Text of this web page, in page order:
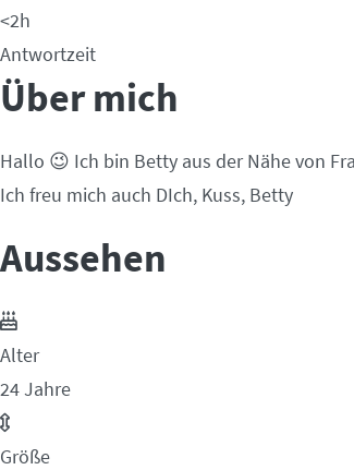
<2h
Antwortzeit
Über mich
Hallo 😉 Ich bin Betty aus der Nähe von
Ich freu mich auch DIch, Kuss, Betty
Aussehen
Alter
24 Jahre
Größe